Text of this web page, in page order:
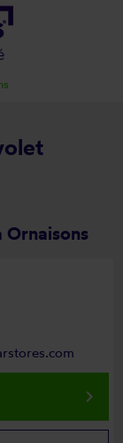
keyboard_arrow_right